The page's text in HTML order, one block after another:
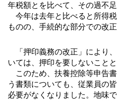
年税額とを比べて、その過不
今年は去年と比べると所得
ものの、手続的な部分での改
「押印義務の改正」により
いては、押印を要しないことと
このため、扶養控除等申告
う書類についても、従業員の
必要がなくなりました。地味